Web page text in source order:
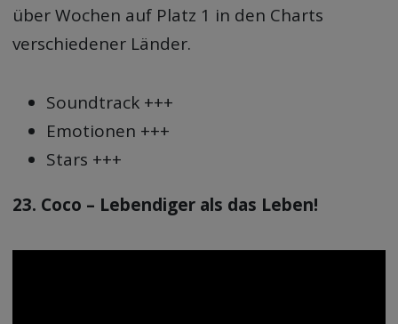
über Wochen auf Platz 1 in den Charts
verschiedener Länder.
Soundtrack +++
Emotionen +++
Stars +++
23. Coco – Lebendiger als das Leben!